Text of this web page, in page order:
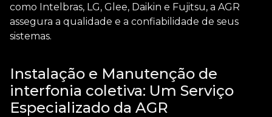
como Intelbras, LG, Glee, Daikin e Fujitsu, a AGR
assegura a qualidade e a confiabilidade de seus
sistemas.
Instalação e Manutenção de
interfonia coletiva: Um Serviço
Especializado da AGR